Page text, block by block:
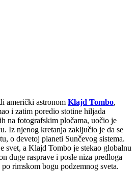
američki astronom Klajd Tombo,
i zatim poredio stotine hiljada
na fotografskim pločama, uočio je
Iz njenog kretanja zaključio je da se
o devetoj planeti Sunčevog sistema.
svet, a Klajd Tombo je stekao globalnu
duge rasprave i posle niza predloga
rimskom bogu podzemnog sveta.